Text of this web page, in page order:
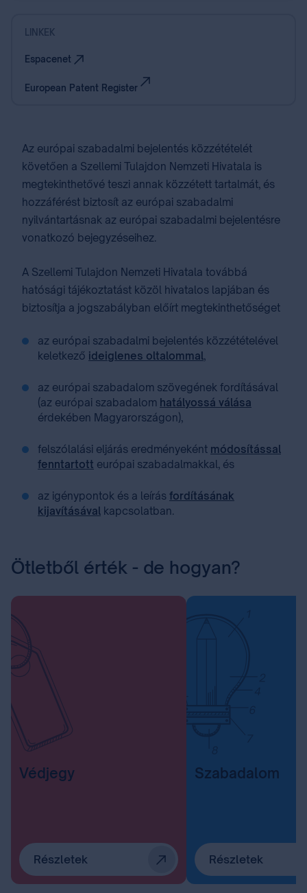
LINKEK
Espacenet
European Patent Register
Az európai szabadalmi bejelentés közzétételét
követően a Szellemi Tulajdon Nemzeti Hivatala is
megtekinthetővé teszi annak közzétett tartalmát, és
hozzáférést biztosít az európai szabadalmi
nyilvántartásnak az európai szabadalmi bejelentésre
vonatkozó bejegyzéseihez.
A Szellemi Tulajdon Nemzeti Hivatala továbbá
hatósági tájékoztatást közöl hivatalos lapjában és
biztosítja a jogszabályban előírt megtekinthetőséget
az európai szabadalmi bejelentés közzétételével
keletkező ideiglenes oltalommal,
az európai szabadalom szövegének fordításával
(az európai szabadalom hatályossá válása
érdekében Magyarországon),
felszólalási eljárás eredményeként módosítással
fenntartott európai szabadalmakkal, és
az igénypontok és a leírás fordításának
kijavításával kapcsolatban.
Ötletből érték - de hogyan?
Védjegy
Részletek
Szabadalom
Részletek